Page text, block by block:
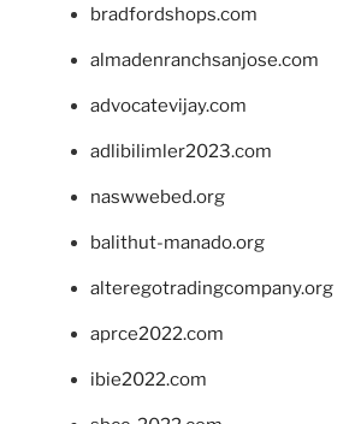
bradfordshops.com
almadenranchsanjose.com
advocatevijay.com
adlibilimler2023.com
naswwebed.org
balithut-manado.org
alteregotradingcompany.org
aprce2022.com
ibie2022.com